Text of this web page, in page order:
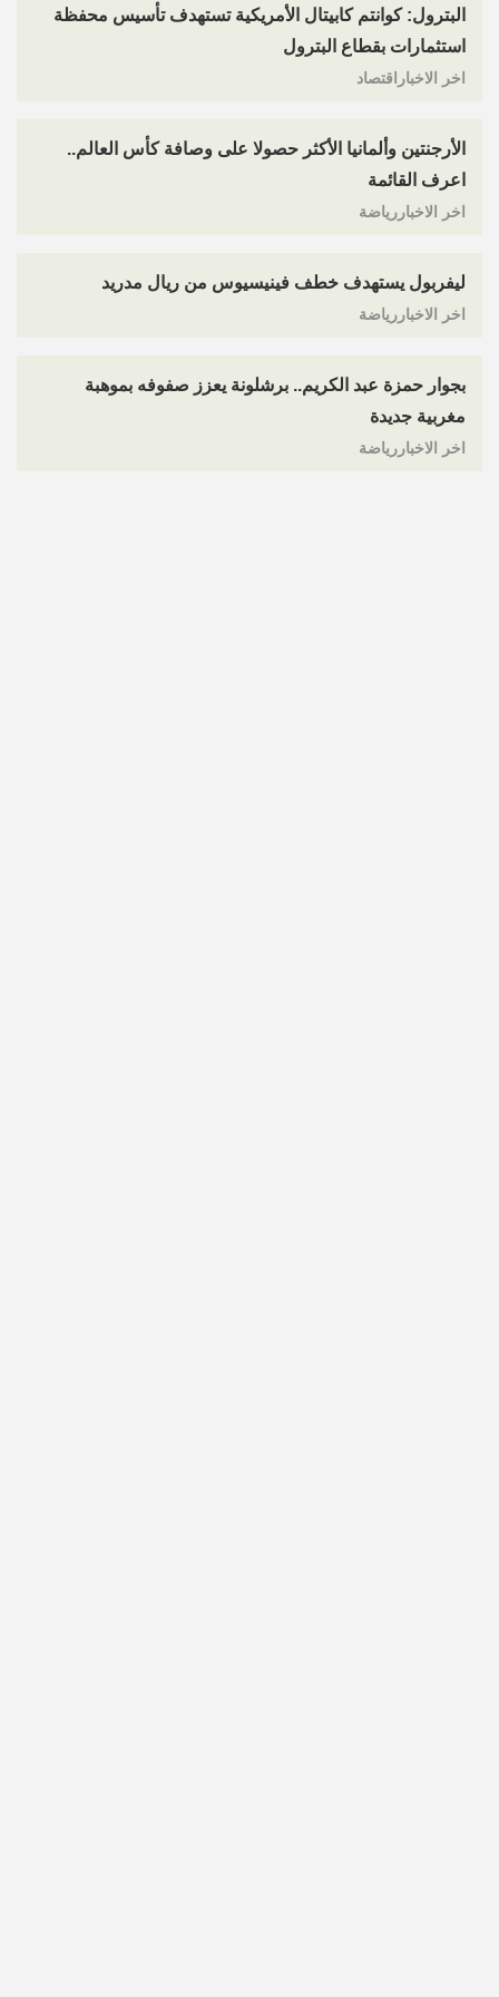
البترول: كوانتم كابيتال الأمريكية تستهدف تأسيس محفظة
استثمارات بقطاع البترول
اخر الاخباراقتصاد
الأرجنتين وألمانيا الأكثر حصولا على وصافة كأس العالم..
اعرف القائمة
اخر الاخباررياضة
ليفربول يستهدف خطف فينيسيوس من ريال مدريد
اخر الاخباررياضة
بجوار حمزة عبد الكريم.. برشلونة يعزز صفوفه بموهبة
مغربية جديدة
اخر الاخباررياضة